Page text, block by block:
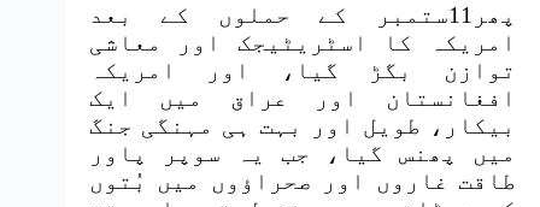
پھر11ستمبر کے حملوں کے بعد
امریکہ کا اسٹریٹیجک اور معاشی
توازن بگڑ گیا، اور امریکہ
افغانستان اور عراق میں ایک
بیکار، طویل اور بہت ہی مہنگی جنگ
میں پھنس گیا، جب یہ سوپر پاور
طاقت غاروں اور صحراؤوں میں بُتوں